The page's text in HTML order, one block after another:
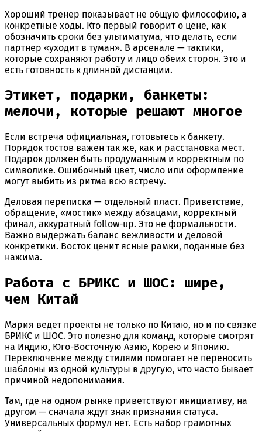
Хороший тренер показывает не общую философию, а
конкретные ходы. Кто первый говорит о цене, как
обозначить сроки без ультиматума, что делать, если
партнер «уходит в туман». В арсенале — тактики,
которые сохраняют работу и лицо обеих сторон. Это и
есть готовность к длинной дистанции.
Этикет, подарки, банкеты:
мелочи, которые решают многое
Если встреча официальная, готовьтесь к банкету.
Порядок тостов важен так же, как и расстановка мест.
Подарок должен быть продуманным и корректным по
символике. Ошибочный цвет, число или оформление
могут выбить из ритма всю встречу.
Деловая переписка — отдельный пласт. Приветствие,
обращение, «мостик» между абзацами, корректный
финал, аккуратный follow-up. Это не формальности.
Важно выдержать баланс вежливости и деловой
конкретики. Восток ценит ясные рамки, поданные без
нажима.
Работа с БРИКС и ШОС: шире,
чем Китай
Мария ведет проекты не только по Китаю, но и по связке
БРИКС и ШОС. Это полезно для команд, которые смотрят
на Индию, Юго-Восточную Азию, Корею и Японию.
Переключение между стилями помогает не переносить
шаблоны из одной культуры в другую, что часто бывает
причиной недопонимания.
Там, где на одном рынке приветствуют инициативу, на
другом — сначала ждут знак признания статуса.
Универсальных формул нет. Есть набор грамотных